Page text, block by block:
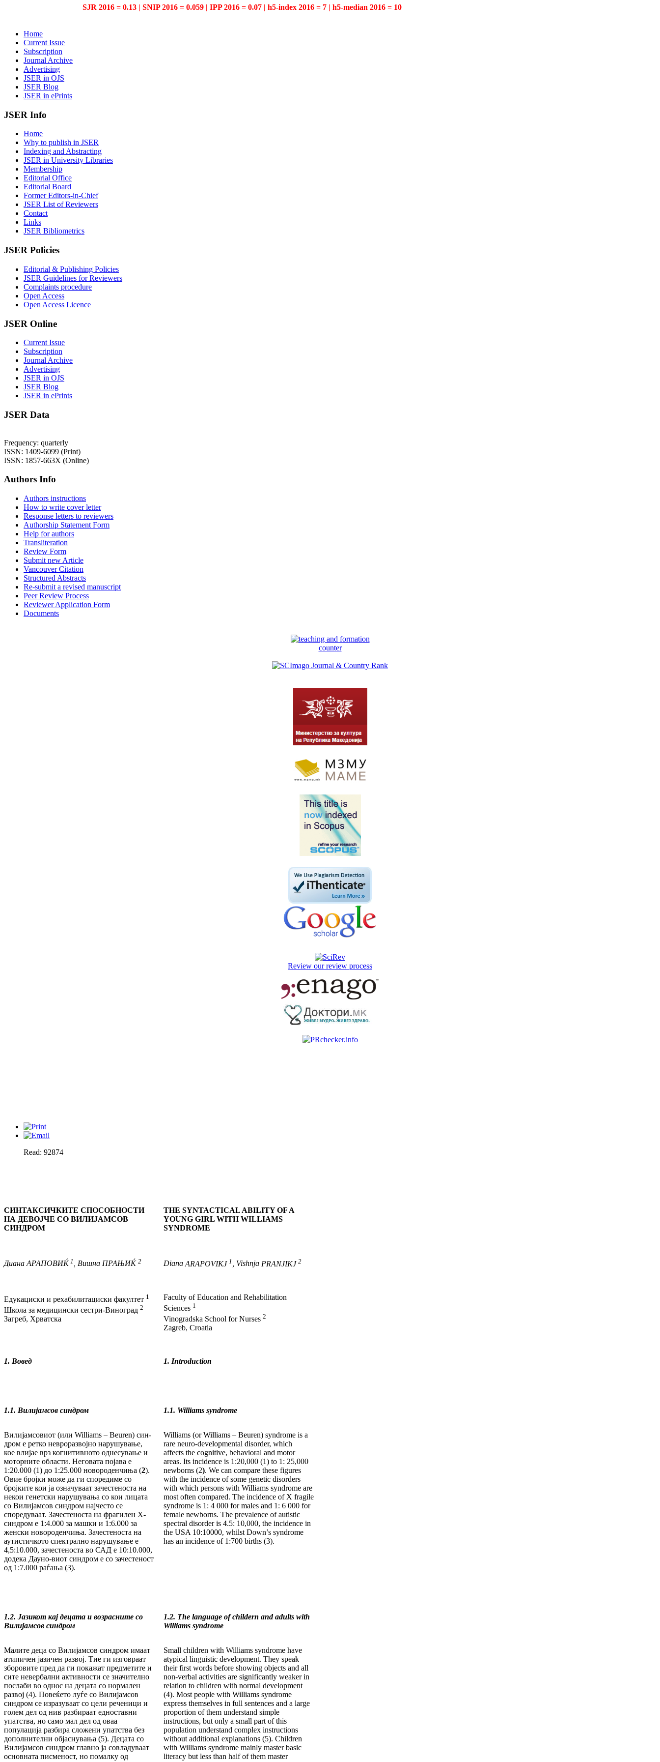
SJR 2016 = 0.13 | SNIP 2016 = 0.059 | IPP 2016 = 0.07 | h5-index 2016 = 7 | h5-median 2016 = 10
Home
Current Issue
Subscription
Journal Archive
Advertising
JSER in OJS
JSER Blog
JSER in ePrints
JSER Info
Home
Why to publish in JSER
Indexing and Abstracting
JSER in University Libraries
Membership
Editorial Office
Editorial Board
Former Editors-in-Chief
JSER List of Reviewers
Contact
Links
JSER Bibliometrics
JSER Policies
Editorial & Publishing Policies
JSER Guidelines for Reviewers
Complaints procedure
Open Access
Open Access Licence
JSER Online
Current Issue
Subscription
Journal Archive
Advertising
JSER in OJS
JSER Blog
JSER in ePrints
JSER Data
Frequency: quarterly
ISSN: 1409-6099 (Print)
ISSN: 1857-663X (Online)
Authors Info
Authors instructions
How to write cover letter
Response letters to reviewers
Authorship Statement Form
Help for authors
Transliteration
Review Form
Submit new Article
Vancouver Citation
Structured Abstracts
Re-submit a revised manuscript
Peer Review Process
Reviewer Application Form
Documents
counter
Review our review process
Read: 92874
СИНТАКСИЧКИТЕ СПОСОБНОСТИ
НА ДЕВОЈЧЕ СО ВИЛИЈАМСОВ
СИНДРОМ
ДианаАРАПОВИЌ1 , Вишна ПРАЊИЌ 2
Едукациски и рехабилитациски факултет 1
Школа за медицински сестри-Виноград 2
Загреб, Хрватска
THE SYNTACTICAL ABILITY OF A
YOUNG GIRL WITH WILLIAMS
SYNDROME
Diana ARAPOVIKJ 1 , Vishnja PRANJIKJ 2
Faculty of Education and Rehabilitation
Sciences 1
Vinogradska School for Nurses 2
Zagreb, Croatia
1. Вовед 1. Introduction
1.1. Вилијамсов синдром 1.1. Williams syndrome
Вилијамсовиот (или Williams – Beuren) син­
дром е ретко невроразвојно нарушување,
кое влијае врз когнитивното однесување и
мотор­ни­те области. Неговата појава е
1:20.000 (1) до 1:25.000 новороденчиња (2).
Овие бројки може да ги споредиме со
бројките кои ја означуваат за­чес­теноста на
некои генетски нарушувања со кои лицата
со Вилијамсов синдром најчесто се
споредуваат. Зачестеноста на фрагилен X-
син­дром е 1:4.000 за машки и 1:6.000 за
жен­ски но­вороденчиња. За­честеноста на
аутис­тич­кото спектрално на­ру­шување е
4,5:10.000, за­чес­теноста во САД е 10:10.000,
додека Дауно-ви­от синдром е со за­чес­теност
од 1:7.000 раѓа­ња (3).
Williams (or Williams – Beuren) syndrome is a
rare neuro-developmental disorder, which
affects the cognitive, behavioral and motor
areas. Its in­cidence is 1:20,000 (1) to 1: 25,000
newborns (2). We can compare these figures
with the in­cidence of some genetic disorders
with which persons with Williams syndrome are
most often com­pared. The incidence of X fragile
syndrome is 1: 4 000 for males and 1: 6 000 for
female new­borns. The prevalence of au­tistic
spectral disorder is 4.5: 10,000, the inci­dence in
the USA 10:10000, whilst Down’s syn­drome
has an inci­dence of 1:700 births (3).
1.2. Јазикот кај децата и возрасните со
Вилијамсов синдром
1.2. The language of childern and adults with
Williams syndrome
Малите деца со Вилијамсов синдром имаат
ати­пи­чен јазичен развој. Тие ги изговраат
зборо­ви­те пред да ги покажат предметите и
сите не­вер­бални активности се значително
послаби во од­нос на децата со нормален
развој (4). Повеќето луѓе со Ви­лијамсов
синдром се изразуваат со цели ре­че­ници и
голем дел од нив разбираат едноставни
упатства, но само мал дел од оваа
популација разбира сложени упатства без
до­пол­нителни об­јас­нувања (5). Децата со
Вили­јам­сов синдром главно ја совладуваат
ос­нов­на­та писменост, но помалку од
Small children with Williams syndrome have
atypical linguistic development. They speak
their first words before showing objects and all
non-verbal activities are significantly weaker in
relation to children with normal development
(4). Most people with Williams syndrome
express them­selves in full sentences and a large
proportion of them under­stand simple
instructions, but only a small part of this
population understand complex instructions
without additional explanations (5). Children
with Williams syndrome mainly master basic
literacy but less than half of them master